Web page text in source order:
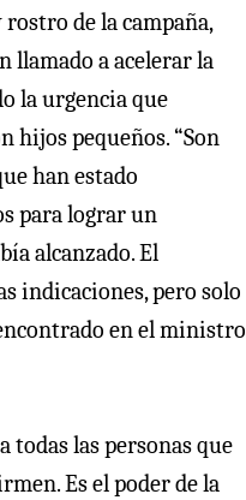
de la campaña,
llamado a acelerar la
la urgencia que
hijos pequeños. “Son
han estado
para lograr un
alcanzado. El
indicaciones, pero solo
en el ministro
todas las personas que
Es el poder de la